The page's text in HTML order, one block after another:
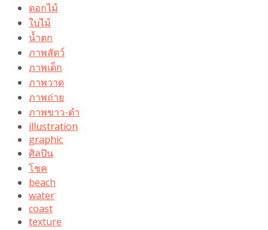
ดอกไม้
ใบไม้
น้ำตก
ภาพสัตว์
ภาพเด็ก
ภาพวาด
ภาพถ่าย
ภาพขาว-ดำ
illustration
graphic
ศิลปิน
โชค
beach
water
coast
texture